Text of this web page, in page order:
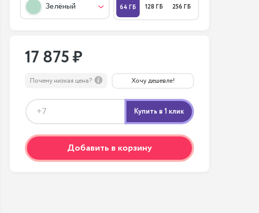
Зелёный
64 ГБ 128 ГБ 256 ГБ
17 875 ₽
Почему низкая цена? Хочу дешевле!
Добавить в корзину